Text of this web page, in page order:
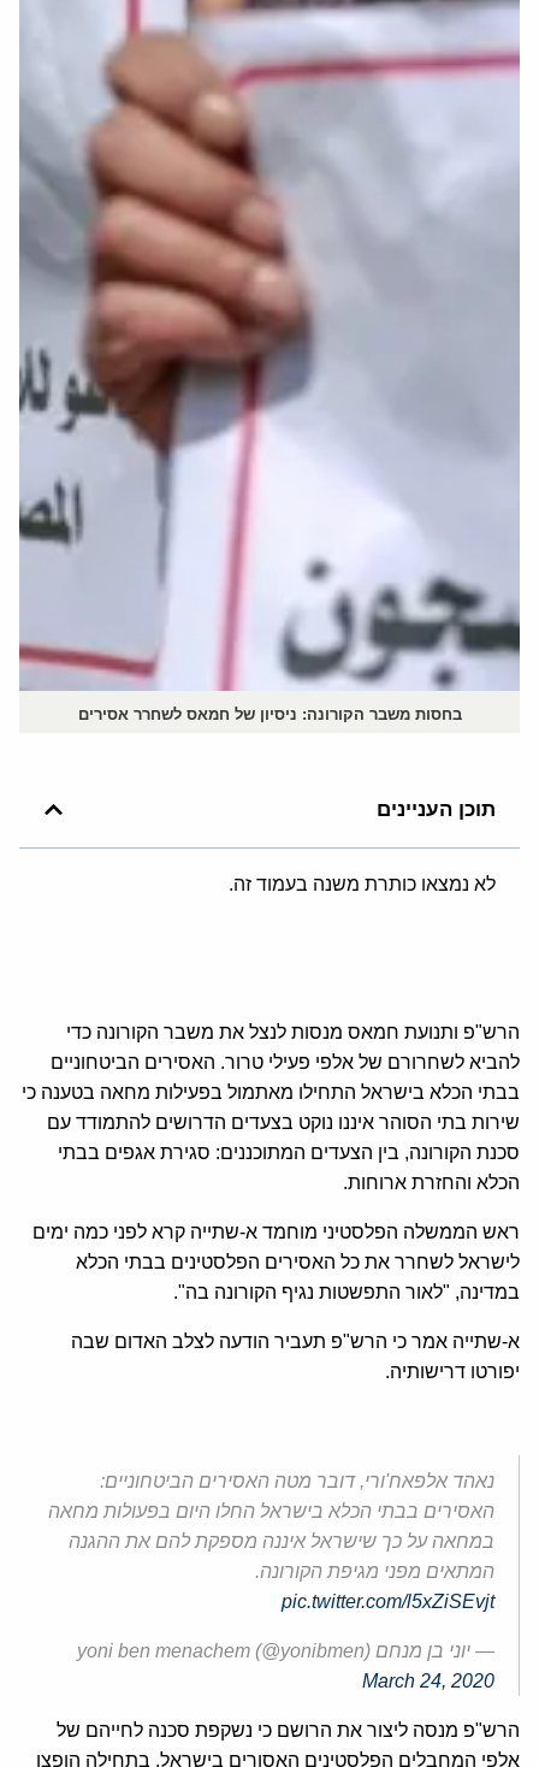
בחסות משבר הקורונה: ניסיון של חמאס לשחרר אסירים
תוכן העניינים
לא נמצאו כותרת משנה בעמוד זה.
הרש"פ ותנועת חמאס מנסות לנצל את משבר הקורונה כדי
להביא לשחרורם של אלפי פעילי טרור. האסירים הביטחוניים
בבתי הכלא בישראל התחילו מאתמול בפעילות מחאה בטענה כי
שירות בתי הסוהר איננו נוקט בצעדים הדרושים להתמודד עם
סכנת הקורונה, בין הצעדים המתוכננים: סגירת אגפים בבתי
הכלא והחזרת ארוחות.
ראש הממשלה הפלסטיני מוחמד א-שתייה קרא לפני כמה ימים
לישראל לשחרר את כל האסירים הפלסטינים בבתי הכלא
במדינה, "לאור התפשטות נגיף הקורונה בה".
א-שתייה אמר כי הרש"פ תעביר הודעה לצלב האדום שבה
יפורטו דרישותיה.
נאהד אלפאח'ורי, דובר מטה האסירים הביטחוניים:
האסירים בבתי הכלא בישראל החלו היום בפעולות מחאה
במחאה על כך שישראל איננה מספקת להם את ההגנה
המתאים מפני מגיפת הקורונה.
pic.twitter.com/l5xZiSEvjt
— יוני בן מנחם yoni ben menachem (@yonibmen)
March 24, 2020
הרש"פ מנסה ליצור את הרושם כי נשקפת סכנה לחייהם של
אלפי המחבלים הפלסטינים האסורים בישראל. בתחילה הופצו